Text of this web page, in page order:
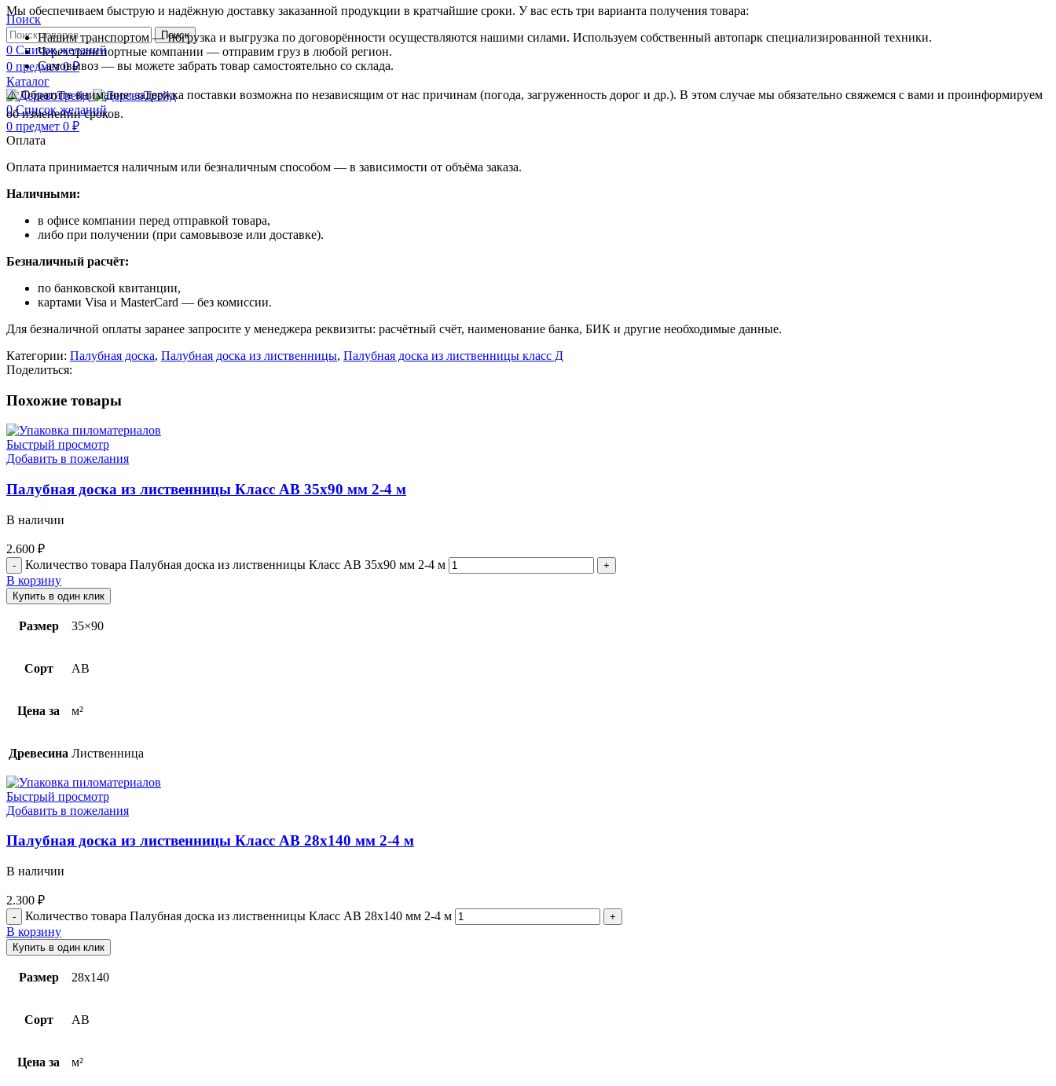
Поиск
Поиск
0 Список желаний
0 предмет 0₽
Каталог
0Список желаний
0 предмет 0 ₽
Мы обеспечиваем быструю и надёжную доставку заказанной продукции в кратчайшие сроки. У вас есть три варианта получения товара:
Нашим транспортом — погрузка и выгрузка по договорённости осуществляются нашими силами. Используем собственный автопарк специализированной техники.
Через транспортные компании — отправим груз в любой регион.
Самовывоз — вы можете забрать товар самостоятельно со склада.
⚠️ Обратите внимание: задержка поставки возможна по независящим от нас причинам (погода, загруженность дорог и др.). В этом случае мы обязательно свяжемся с вами и проинформируем
об изменении сроков.
Оплата
Оплата принимается наличным или безналичным способом — в зависимости от объёма заказа.
Наличными:
в офисе компании перед отправкой товара,
либо при получении (при самовывозе или доставке).
Безналичный расчёт:
по банковской квитанции,
картами Visa и MasterCard — без комиссии.
Для безналичной оплаты заранее запросите у менеджера реквизиты: расчётный счёт, наименование банка, БИК и другие необходимые данные.
Категории: Палубная доска, Палубная доска из лиственницы, Палубная доска из лиственницы класс Д
Поделиться:
Похожие товары
Быстрый просмотр
Добавить в пожелания
Палубная доска из лиственницы Класс АВ 35х90 мм 2-4 м
В наличии
2.600 ₽
Количество товара Палубная доска из лиственницы Класс АВ 35х90 мм 2-4 м
В корзину
Купить в один клик
Размер 35×90
Сорт AB
Цена за м²
Древесина Лиственница
Быстрый просмотр
Добавить в пожелания
Палубная доска из лиственницы Класс АВ 28х140 мм 2-4 м
В наличии
2.300 ₽
Количество товара Палубная доска из лиственницы Класс АВ 28х140 мм 2-4 м
В корзину
Купить в один клик
Размер 28х140
Сорт AB
Цена за м²